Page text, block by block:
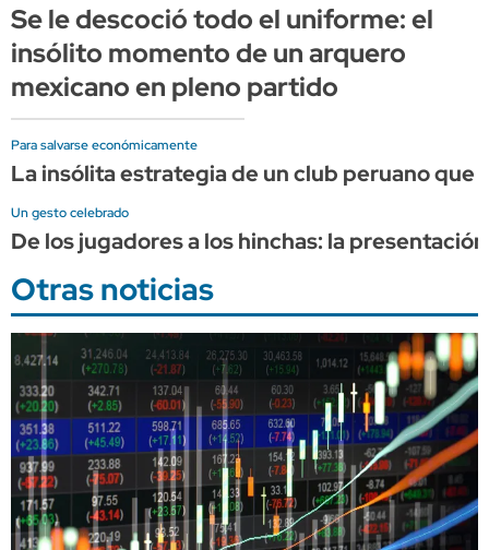
Se le descoció todo el uniforme: el
insólito momento de un arquero
mexicano en pleno partido
Para salvarse económicamente
La insólita estrategia de un club peruano que
Un gesto celebrado
De los jugadores a los hinchas: la
Otras noticias